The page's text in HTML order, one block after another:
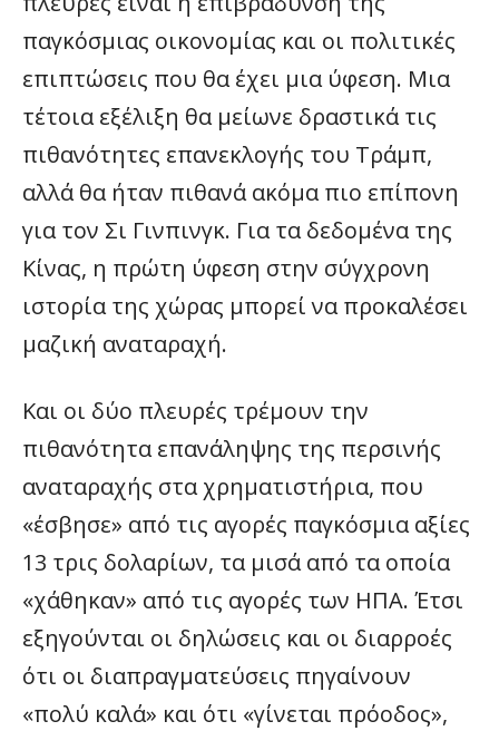
παγκόσμιας οικονομίας και οι πολιτικές
επιπτώσεις που θα έχει μια ύφεση. Μια
τέτοια εξέλιξη θα μείωνε δραστικά τις
πιθανότητες επανεκλογής του Τράμπ,
αλλά θα ήταν πιθανά ακόμα πιο επίπονη
για τον Σι Γινπινγκ. Για τα δεδομένα της
Κίνας, η πρώτη ύφεση στην σύγχρονη
ιστορία της χώρας μπορεί να προκαλέσει
μαζική αναταραχή.
Και οι δύο πλευρές τρέμουν την
πιθανότητα επανάληψης της περσινής
αναταραχής στα χρηματιστήρια, που
«έσβησε» από τις αγορές παγκόσμια αξίες
13 τρις δολαρίων, τα μισά από τα οποία
«χάθηκαν» από τις αγορές των ΗΠΑ. Έτσι
εξηγούνται οι δηλώσεις και οι διαρροές
ότι οι διαπραγματεύσεις πηγαίνουν
«πολύ καλά» και ότι «γίνεται πρόοδος»,